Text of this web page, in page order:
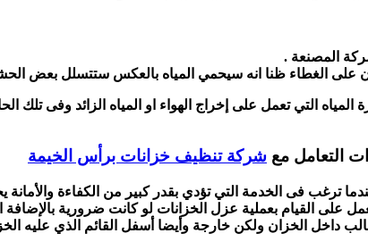
المصنعة .
الغطاء ظنا انه سيحمي المياه بالعكس ستتسلل بعض
التي تعمل على إخراج الهواء او المياه الزائد وفى
التعامل مع شركة تنظيف خزانات برأس الخيمة
فى الخدمة التي تؤدي بقدر كبير من الكفاءة والأمانة
على القيام بعملية عزل الخزانات لو كانت ضرورية
داخل الخزان ولكن خارجة وأيضا أسفل القائم الذي عليه